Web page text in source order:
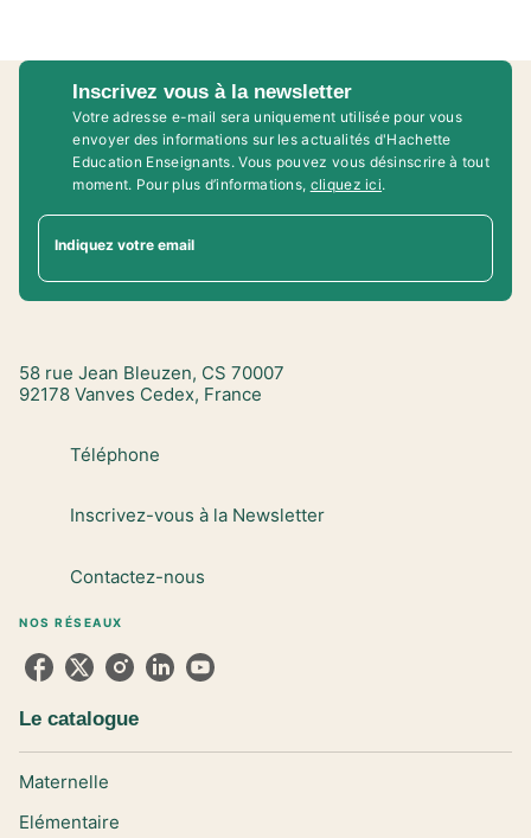
Inscrivez vous à la newsletter
Votre adresse e-mail sera uniquement utilisée pour vous
envoyer des informations sur les actualités d'Hachette
Education Enseignants. Vous pouvez vous désinscrire à tout
moment. Pour plus d’informations, cliquez ici.
Indiquez votre email
58 rue Jean Bleuzen, CS 70007
92178 Vanves Cedex, France
Téléphone
Inscrivez-vous à la Newsletter
Contactez-nous
NOS RÉSEAUX
Le catalogue
Maternelle
Elémentaire